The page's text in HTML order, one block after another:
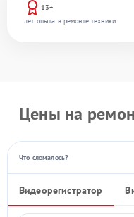
13+
лет опыта в ремонте техники
Цены на
Что сломалось?
Видеорегистратор